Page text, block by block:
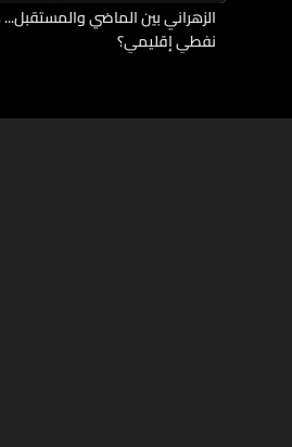
الزهراني بين الماضي
نفطي إقليمي؟